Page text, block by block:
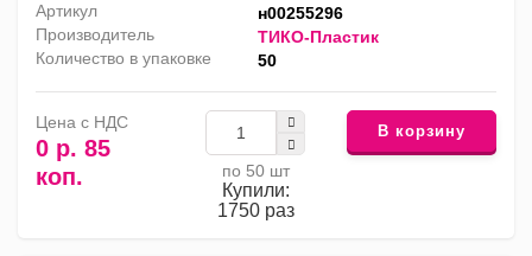
Артикул
н00255296
Производитель
ТИКО-Пластик
Количество в упаковке
50
Цена с НДС
0 р. 85
коп.
по 50 шт
Купили:
1750 раз
В корзину